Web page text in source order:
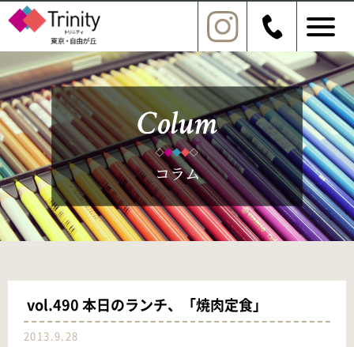
vol.490 本日のランチ、「焼肉定食」
2013.9.28